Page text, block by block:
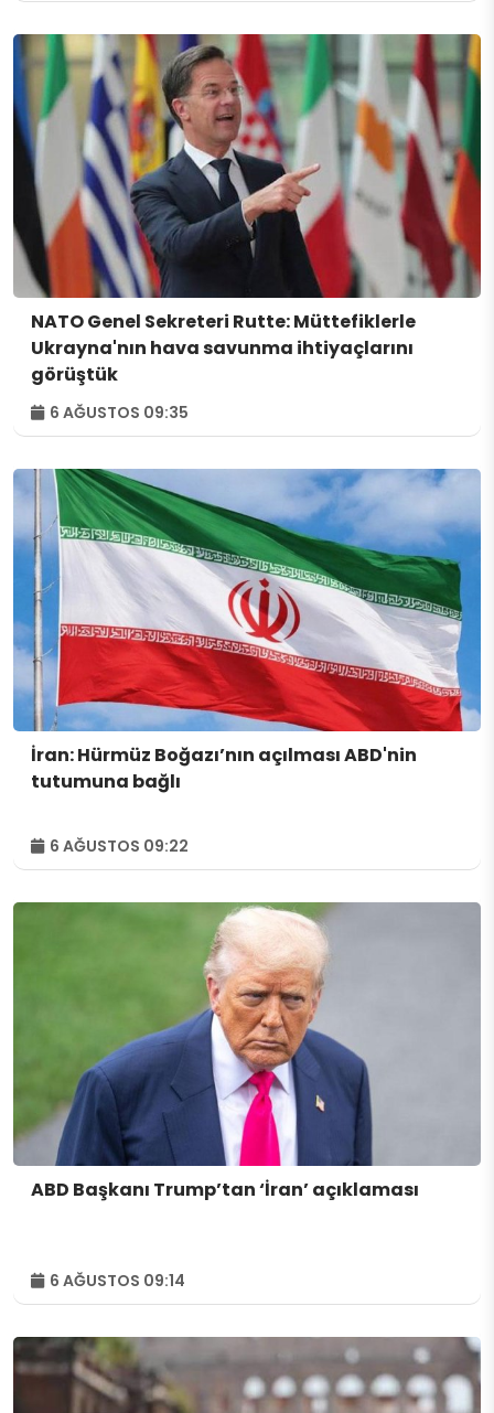
NATO Genel Sekreteri Rutte: Müttefiklerle
Ukrayna'nın hava savunma ihtiyaçlarını
görüştük
6 AĞUSTOS 09:35
İran: Hürmüz Boğazı’nın açılması ABD'nin
tutumuna bağlı
6 AĞUSTOS 09:22
ABD Başkanı Trump’tan ‘İran’ açıklaması
6 AĞUSTOS 09:14